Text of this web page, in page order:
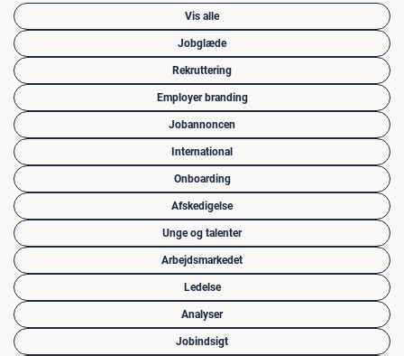
Vis alle
Jobglæde
Rekruttering
Employer branding
Jobannoncen
International
Onboarding
Afskedigelse
Unge og talenter
Arbejdsmarkedet
Ledelse
Analyser
Jobindsigt